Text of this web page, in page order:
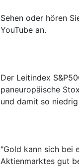
Sehen oder hören
YouTube an.
Der Leitindex
paneuropäische
und damit so
"Gold kann sich bei
Aktienmarktes gut